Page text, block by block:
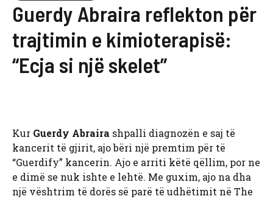
Guerdy Abraira reflekton për
trajtimin e kimioterapisë:
“Ecja si një skelet”
Kur Guerdy Abraira shpalli diagnozën e saj të
kancerit të gjirit, ajo bëri një premtim për të
“Guerdify” kancerin. Ajo e arriti këtë qëllim, por ne
e dimë se nuk ishte e lehtë. Me guxim, ajo na dha
një vështrim të dorës së parë të udhëtimit në The